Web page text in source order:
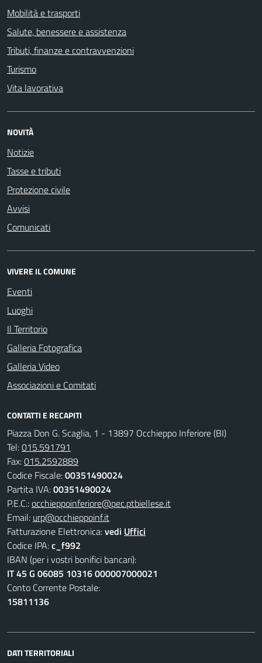
Mobilità e trasporti
Salute, benessere e assistenza
Tributi, finanze e contravvenzioni
Turismo
Vita lavorativa
NOVITÀ
Notizie
Tasse e tributi
Protezione civile
Avvisi
Comunicati
VIVERE IL COMUNE
Eventi
Luoghi
Il Territorio
Galleria Fotografica
Galleria Video
Associazioni e Comitati
CONTATTI E RECAPITI
Piazza Don G. Scaglia, 1 - 13897 Occhieppo Inferiore (BI)
Tel:015.591791
Fax:015.2592889
Codice Fiscale:00351490024
Partita IVA:00351490024
P.E.C.:occhieppoinferiore@pec.ptbiellese.it
Email: urp@occhieppoinf.it
Fatturazione Elettronica:vedi Uffici
Codice IPA:c_f992
IBAN (per i vostri bonifici bancari):
IT 45 G 06085 10316 000007000021
Conto Corrente Postale:
15811136
DATI TERRITORIALI